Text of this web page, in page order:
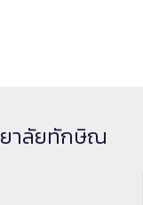
าลัยทักษิณ